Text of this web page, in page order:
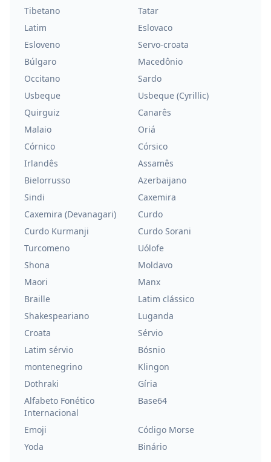
Tibetano
Tatar
Latim
Eslovaco
Esloveno
Servo-croata
Búlgaro
Macedônio
Occitano
Sardo
Usbeque
Usbeque (Cyrillic)
Quirguiz
Canarês
Malaio
Oriá
Córnico
Córsico
Irlandês
Assamês
Bielorrusso
Azerbaijano
Sindi
Caxemira
Caxemira (Devanagari)
Curdo
Curdo Kurmanji
Curdo Sorani
Turcomeno
Uólofe
Shona
Moldavo
Maori
Manx
Braille
Latim clássico
Shakespeariano
Luganda
Croata
Sérvio
Latim sérvio
Bósnio
montenegrino
Klingon
Dothraki
Gíria
Alfabeto Fonético
Internacional
Base64
Emoji
Código Morse
Yoda
Binário